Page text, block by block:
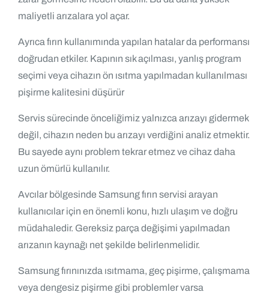
maliyetli arızalara yol açar.
Ayrıca fırın kullanımında yapılan hatalar da performansı
doğrudan etkiler. Kapının sık açılması, yanlış program
seçimi veya cihazın ön ısıtma yapılmadan kullanılması
pişirme kalitesini düşürür
Servis sürecinde önceliğimiz yalnızca arızayı gidermek
değil, cihazın neden bu arızayı verdiğini analiz etmektir.
Bu sayede aynı problem tekrar etmez ve cihaz daha
uzun ömürlü kullanılır.
Avcılar bölgesinde Samsung fırın servisi arayan
kullanıcılar için en önemli konu, hızlı ulaşım ve doğru
müdahaledir. Gereksiz parça değişimi yapılmadan
arızanın kaynağı net şekilde belirlenmelidir.
Samsung fırınınızda ısıtmama, geç pişirme, çalışmama
veya dengesiz pişirme gibi problemler varsa